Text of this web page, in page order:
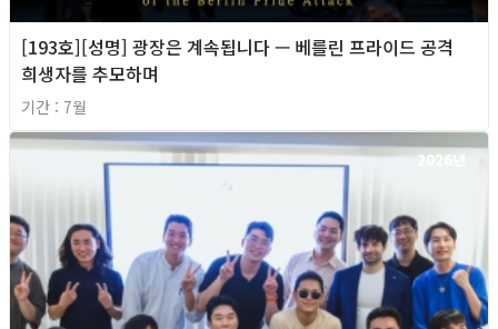
[193호][성명] 광장은 계속됩니다 — 베를린 프라이드 공격
희생자를 추모하며
기간 : 7월
2026년